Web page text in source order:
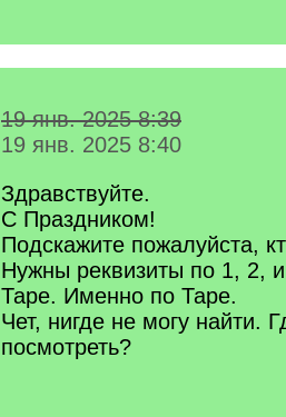
19 янв. 2025 8:39
19 янв. 2025 8:40
Здравствуйте.
С Праздником!
Подскажите пожалуйста,
Нужны реквизиты по 1, 2,
Таре. Именно по Таре.
Чет, нигде не могу найти.
посмотреть?